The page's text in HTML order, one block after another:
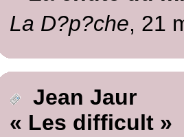
La D?p?che, 21
Jean Jaur
« Les difficult »